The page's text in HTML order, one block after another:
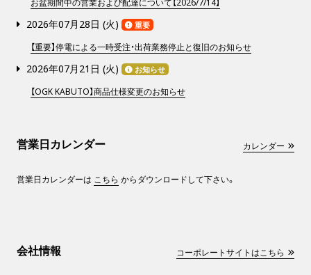
お盆期間中の営業および配達について【2026/7/14】
2026年07月28日 (火) 重要
【重要】停電による一時受注・出荷業務停止と復旧のお知らせ
2026年07月21日 (火) お知らせ
【OGK KABUTO】商品仕様変更のお知らせ
営業日カレンダー カレンダー
営業日カレンダーは こちら からダウンロードして下さい。
会社情報 コーポレートサイトはこちら